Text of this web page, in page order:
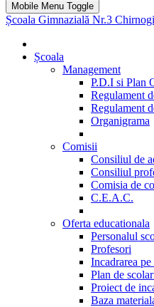
Mobile Menu Toggle
Școala Gimnazială Nr.3 Chirnogi
Școala
Management
P.D.I si Plan
Regulament
Regulament
Organigrama
Comisii
Consiliul de
Consiliul
Comisia de
C.E.A.C.
Oferta educationala
Personalul
Profesori
Incadrarea pe
Plan de
Proiect de
Baza